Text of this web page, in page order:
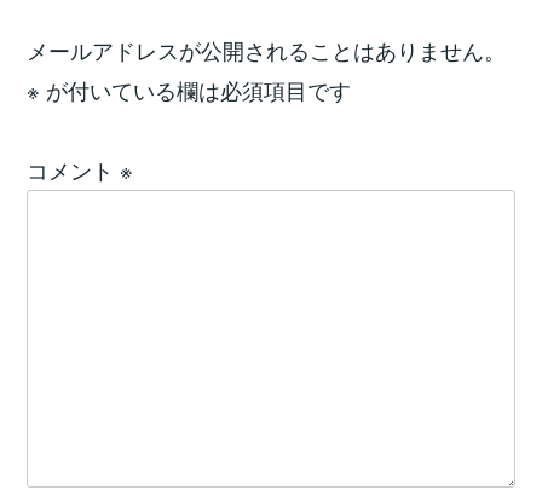
メールアドレスが公開されることはありません。
※ が付いている欄は必須項目です
コメント ※